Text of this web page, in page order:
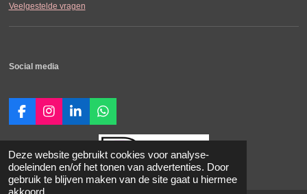
Deze website gebruikt cookies voor analyse-
doeleinden en/of het tonen van advertenties. Door
gebruik te blijven maken van de site gaat u hiermee
akkoord.
Veelgestelde vragen
Social media
F
a
c
e
b
o
o
I
n
s
t
a
g
L
i
n
k
e
d
W
h
a
t
s
A